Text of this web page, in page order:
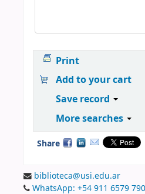
Print
Add to your cart
Save record
More searches
Share
biblioteca@usi.edu.ar
WhatsApp: +54 911 6579